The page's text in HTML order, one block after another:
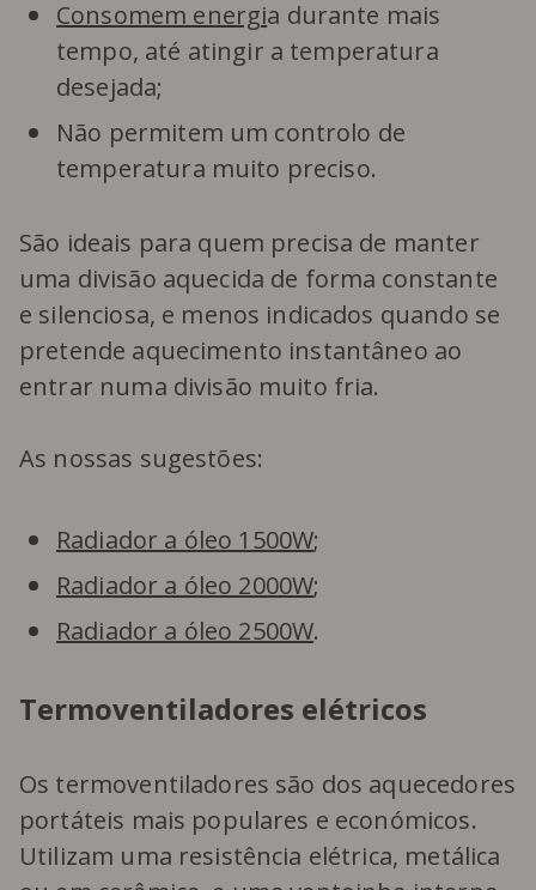
Consomem energia durante mais
tempo, até atingir a temperatura
desejada;
Não permitem um controlo de
temperatura muito preciso.
São ideais para quem precisa de manter
uma divisão aquecida de forma constante
e silenciosa, e menos indicados quando se
pretende aquecimento instantâneo ao
entrar numa divisão muito fria.
As nossas sugestões:
Radiador a óleo 1500W;
Radiador a óleo 2000W;
Radiador a óleo 2500W.
Termoventiladores elétricos
Os termoventiladores são dos aquecedores
portáteis mais populares e económicos.
Utilizam uma resistência elétrica, metálica